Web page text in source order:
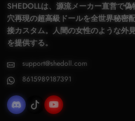
SHEDOLLは、源流メーカー直営で
穴再現の超高級ドールを全世界秘
接カスタム。人間の女性のような外
を提供する。
support@shedoll.com
8615989187391